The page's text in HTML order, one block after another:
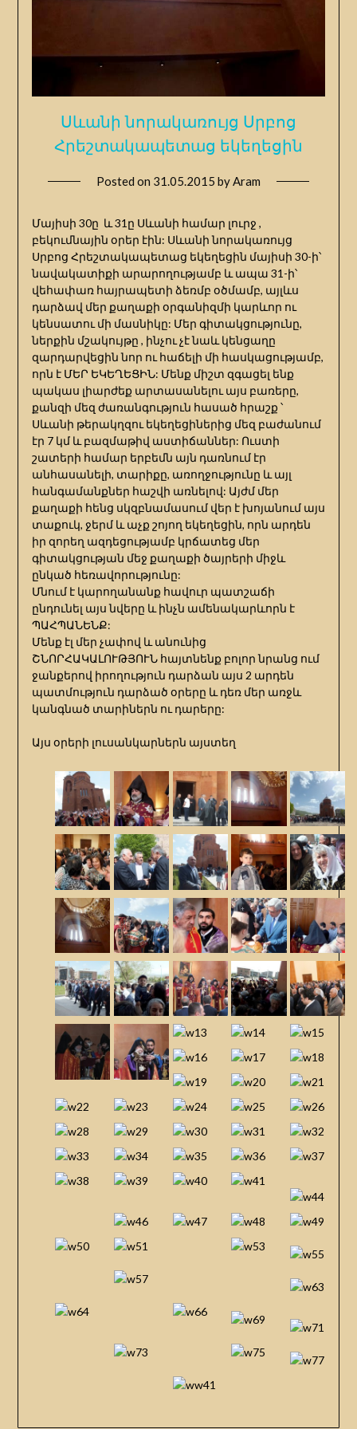
Սևանի նորակառույց Սրբոց
Հրեշտակապետաց եկեղեցին
Posted on 31.05.2015 byAram
Մայիսի 30ը և 31ը Սևանի համար լուրջ ,
բեկումնային օրեր էին: Սևանի նորակառույց
Սրբոց Հրեշտակապետաց եկեղեցին մայիսի 30-ի՝
նավակատիքի արարողությամբ և ապա 31-ի՝
վեհափառ հայրապետի ձեռմբ օծմամբ, այլևս
դարձավ մեր քաղաքի օրգանիզմի կարևոր ու
կենսատու մի մասնիկը: Մեր գիտակցությունը,
ներքին մշակույթը , ինչու չէ նաև կենցաղը
զարդարվեցին նոր ու հաճելի մի հասկացությամբ,
որն է ՄԵՐ ԵԿԵՂԵՑԻՆ: Մենք միշտ զգացել ենք
պակաս լիարժեք արտասանելու այս բառերը,
քանզի մեզ ժառանգություն հասած հրաշք ՝
Սևանի թերակղզու եկեղեցիներից մեզ բաժանում
էր 7 կմ և բազմաթիվ աստիճաններ: Ուստի
շատերի համար երբեմն այն դառնում էր
անհասանելի, տարիքը, առողջությունը և այլ
հանգամանքներ հաշվի առնելով: Այժմ մեր
քաղաքի հենց սկզբնամասում վեր է խոյանում այս
տաքուկ, ջերմ և աչք շոյող եկեղեցին, որն արդեն
իր զորեղ ազդեցությամբ կրճատեց մեր
գիտակցության մեջ քաղաքի ծայրերի միջև
ընկած հեռավորությունը:
Մնում է կարողանանք հավուր պատշաճի
ընդունել այս նվերը և ինչն ամենակարևորն է
ՊԱՀՊԱՆԵՆՔ:
Մենք էլ մեր չափով և անունից
ՇՆՈՐՀԱԿԱԼՈՒԹՅՈՒՆ հայտնենք բոլոր նրանց ում
ջանքերով իրողություն դարձան այս 2 արդեն
պատմություն դարձած օրերը և դեռ մեր առջև
կանգնած տարիներն ու դարերը:
Այս օրերի լուսանկարներն այստեղ